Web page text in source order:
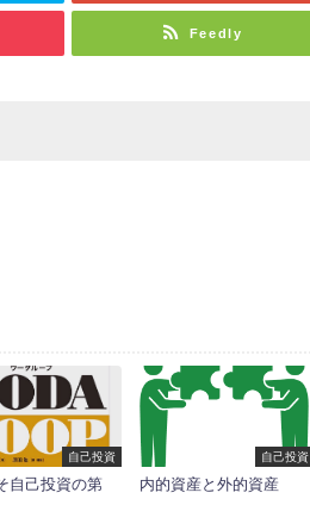
Feedly
自己投資
自己投資の第
自己投資
内的資産と外的資産